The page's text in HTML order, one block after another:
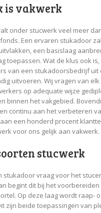
is vakwerk
onder stucwerk veel meer
Een ervaren stukadoor
een basislaag
toepassen. Wat de klus ook
van een stukadoorsbedrijf uit
uitvoeren. Wij vragen van
op adequate wijze
binnen het vakgebied.
continu aan het verbeteren
een honderd procent
voor ons gelijk aan vakwerk.
stucwerk
stukadoor vraag voor het
begint dit bij het
Op deze laag wordt raap-
zijn beide toepassingen van